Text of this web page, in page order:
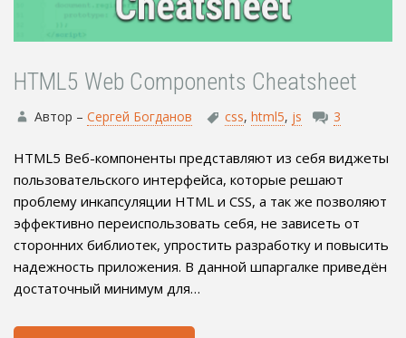
HTML5 Web Components Cheatsheet
Автор – Сергей Богданов css, html5, js 3
HTML5 Веб-компоненты представляют из себя виджеты
пользовательского интерфейса, которые решают
проблему инкапсуляции HTML и CSS, а так же позволяют
эффективно переиспользовать себя, не зависеть от
сторонних библиотек, упростить разработку и повысить
надежность приложения. В данной шпаргалке приведён
достаточный минимум для…